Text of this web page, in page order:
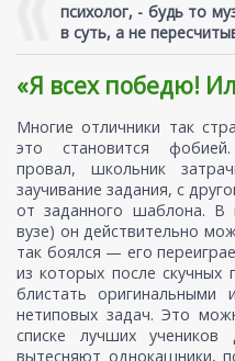
психолог, - будь то
в суть, а не
«Я всех победю!
Многие отличники так
это становится
провал, школьник
заучивание задания, с
от заданного шаблона. В
вузе) он действительно
так боялся — его
из которых после скучных
блистать оригинальными
нетиповых задач. Это
списке лучших учеников
вытесняют однокашники,